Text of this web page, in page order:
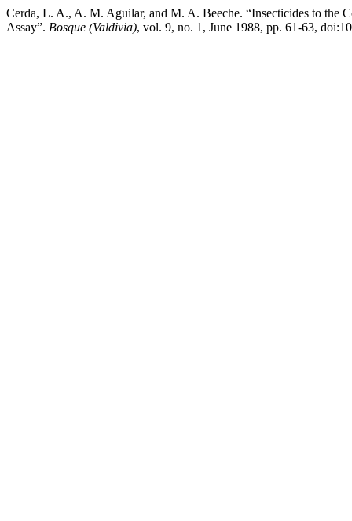
Cerda, L. A., A. M. Aguilar, and M. A. Beeche. “Insecticides to the
Assay”. Bosque (Valdivia), vol. 9, no. 1, June 1988, pp. 61-63,